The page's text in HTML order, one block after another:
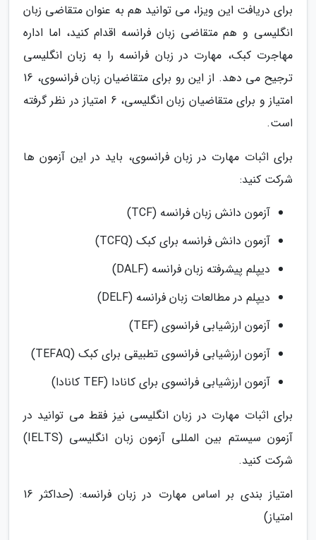
برای دریافت این ویزا، می توانید هم به عنوان متقاضی زبان
انگلیسی و هم متقاضی زبان فرانسه اقدام کنید، اما اداره
مهاجرت کبک، مهارت در زبان فرانسه را به زبان انگلیسی
ترجیح می دهد. از این رو برای متقاضیان زبان فرانسوی، 16
امتیاز و برای متقاضیان زبان انگلیسی، 6 امتیاز در نظر گرفته
است.
برای اثبات مهارت در زبان فرانسوی، باید در این آزمون ها
شرکت کنید:
آزمون دانش زبان فرانسه (TCF)
آزمون دانش فرانسه برای کبک (TCFQ)
دیپلم پیشرفته زبان فرانسه (DALF)
دیپلم در مطالعات زبان فرانسه (DELF)
آزمون ارزشیابی فرانسوی (TEF)
آزمون ارزشیابی فرانسوی تطبیقی برای کبک (TEFAQ)
آزمون ارزشیابی فرانسوی برای کانادا (TEF کانادا)
برای اثبات مهارت در زبان انگلیسی نیز فقط می توانید در
آزمون سیستم بین المللی آزمون زبان انگلیسی (IELTS)
شرکت کنید.
امتیاز بندی بر اساس مهارت در زبان فرانسه: (حداکثر 16
امتیاز)